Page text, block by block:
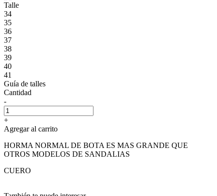
Talle
34
35
36
37
38
39
40
41
Guía de talles
Cantidad
-
+
Agregar al carrito
HORMA NORMAL DE BOTA ES MAS GRANDE QUE
OTROS MODELOS DE SANDALIAS
CUERO